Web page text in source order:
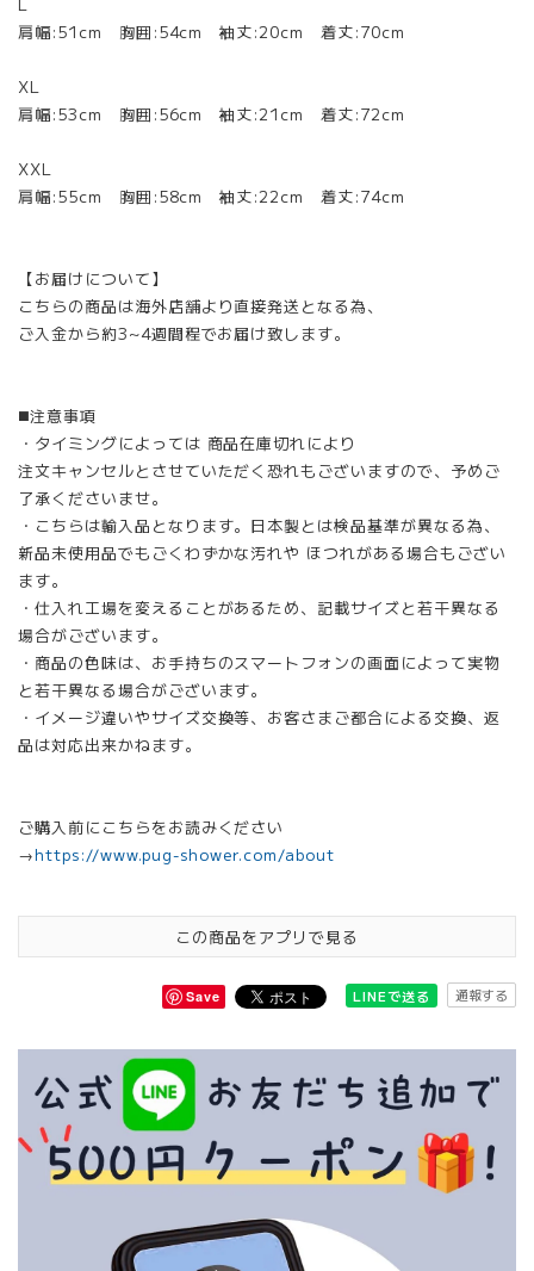
肩幅:51cm 胸囲:54cm 袖丈:20cm 着丈:70cm
XL
肩幅:53cm 胸囲:56cm 袖丈:21cm 着丈:72cm
XXL
肩幅:55cm 胸囲:58cm 袖丈:22cm 着丈:74cm
【お届けについて】
こちらの商品は海外店舗より直接発送となる為、
ご入金から約3~4週間程でお届け致します。
◼️注意事項
・タイミングによっては 商品在庫切れにより
注文キャンセルとさせていただく恐れもございますので、予めご
了承くださいませ。
・こちらは輸入品となります。日本製とは検品基準が異なる為、
新品未使用品でもごくわずかな汚れや ほつれがある場合もござい
ます。
・仕入れ工場を変えることがあるため、記載サイズと若干異なる
場合がございます。
・商品の色味は、お手持ちのスマートフォンの画面によって実物
と若干異なる場合がございます。
・イメージ違いやサイズ交換等、お客さまご都合による交換、返
品は対応出来かねます。
ご購入前にこちらをお読みください
→https://www.pug-shower.com/about
この商品をアプリで見る
Save LINEで送る 通報する